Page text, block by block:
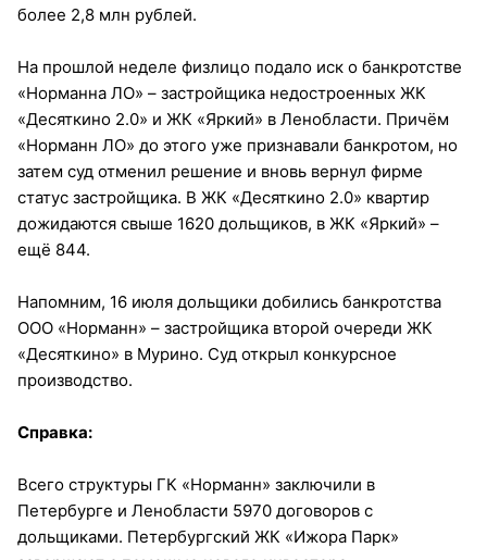
более 2,8 млн рублей.
На прошлой неделе физлицо подало иск о банкротстве
«Норманна ЛО» – застройщика недостроенных ЖК
«Десяткино 2.0» и ЖК «Яркий» в Ленобласти. Причём
«Норманн ЛО» до этого уже признавали банкротом, но
затем суд отменил решение и вновь вернул фирме
статус застройщика. В ЖК «Десяткино 2.0» квартир
дожидаются свыше 1620 дольщиков, в ЖК «Яркий» –
ещё 844.
Напомним, 16 июля дольщики добились банкротства
ООО «Норманн» – застройщика второй очереди ЖК
«Десяткино» в Мурино. Суд открыл конкурсное
производство.
Справка:
Всего структуры ГК «Норманн» заключили в
Петербурге и Ленобласти 5970 договоров с
дольщиками. Петербургский ЖК «Ижора Парк»